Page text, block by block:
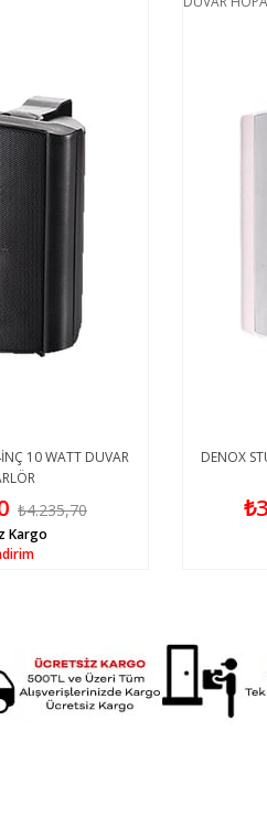
10 WATT DUVAR
₺4.235,70
Kargo
DENOX